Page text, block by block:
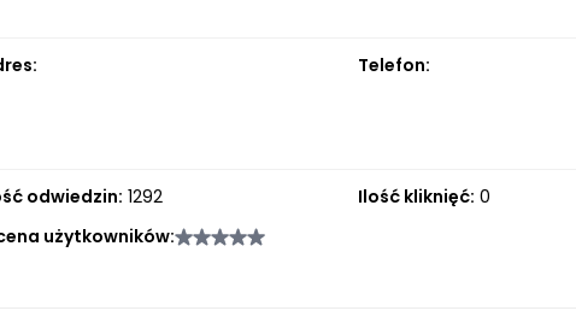
Telefon:
odwiedzin: 1292 Ilość kliknięć: 0
użytkowników: